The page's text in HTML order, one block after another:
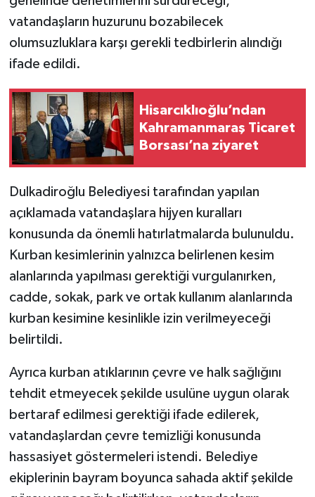
vatandaşların huzurunu bozabilecek
olumsuzluklara karşı gerekli tedbirlerin alındığı
ifade edildi.
Hisarcıklıoğlu’ndan
Kahramanmaraş Ticaret
Borsası’na ziyaret
Dulkadiroğlu Belediyesi tarafından yapılan
açıklamada vatandaşlara hijyen kuralları
konusunda da önemli hatırlatmalarda bulunuldu.
Kurban kesimlerinin yalnızca belirlenen kesim
alanlarında yapılması gerektiği vurgulanırken,
cadde, sokak, park ve ortak kullanım alanlarında
kurban kesimine kesinlikle izin verilmeyeceği
belirtildi.
Ayrıca kurban atıklarının çevre ve halk sağlığını
tehdit etmeyecek şekilde usulüne uygun olarak
bertaraf edilmesi gerektiği ifade edilerek,
vatandaşlardan çevre temizliği konusunda
hassasiyet göstermeleri istendi. Belediye
ekiplerinin bayram boyunca sahada aktif şekilde